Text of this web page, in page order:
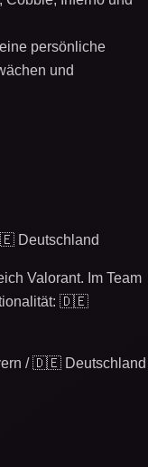
persönliche
und
Deutschland
Valorant. Im Team
🇩🇪
/ 🇩🇪 Deutschland